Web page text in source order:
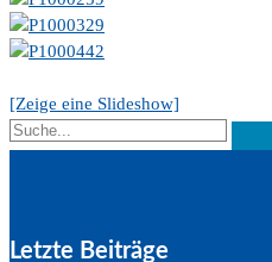
[Zeige eine Slideshow]
Letzte Beiträge